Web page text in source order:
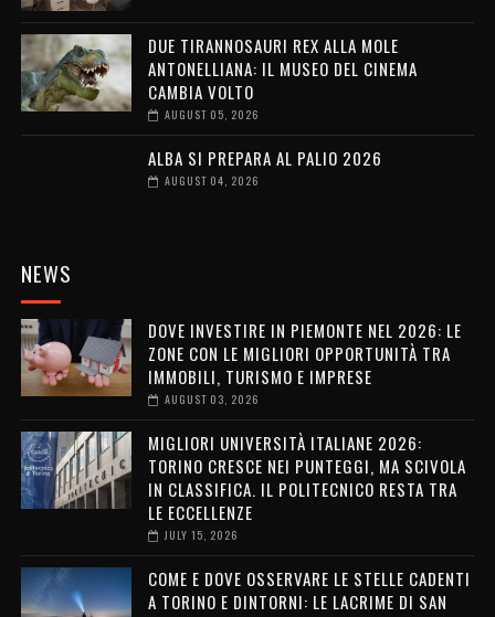
DUE TIRANNOSAURI REX ALLA MOLE
ANTONELLIANA: IL MUSEO DEL CINEMA
CAMBIA VOLTO
AUGUST 05, 2026
ALBA SI PREPARA AL PALIO 2026
AUGUST 04, 2026
NEWS
DOVE INVESTIRE IN PIEMONTE NEL 2026: LE
ZONE CON LE MIGLIORI OPPORTUNITÀ TRA
IMMOBILI, TURISMO E IMPRESE
AUGUST 03, 2026
MIGLIORI UNIVERSITÀ ITALIANE 2026:
TORINO CRESCE NEI PUNTEGGI, MA SCIVOLA
IN CLASSIFICA. IL POLITECNICO RESTA TRA
LE ECCELLENZE
JULY 15, 2026
COME E DOVE OSSERVARE LE STELLE CADENTI
A TORINO E DINTORNI: LE LACRIME DI SAN